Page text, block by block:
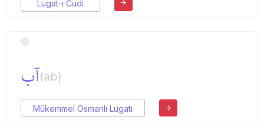
Lugat-ı Cudi
آب(ab)
Mükemmel Osmanlı Lugatı